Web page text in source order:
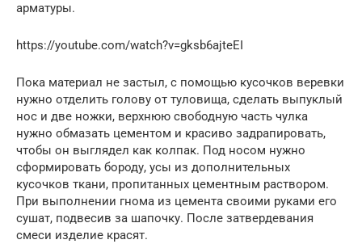
арматуры.
https://youtube.com/watch?v=gksb6ajteEI
Пока материал не застыл, с помощью кусочков веревки
нужно отделить голову от туловища, сделать выпуклый
нос и две ножки, верхнюю свободную часть чулка
нужно обмазать цементом и красиво задрапировать,
чтобы он выглядел как колпак. Под носом нужно
сформировать бороду, усы из дополнительных
кусочков ткани, пропитанных цементным раствором.
При выполнении гнома из цемента своими руками его
сушат, подвесив за шапочку. После затвердевания
смеси изделие красят.